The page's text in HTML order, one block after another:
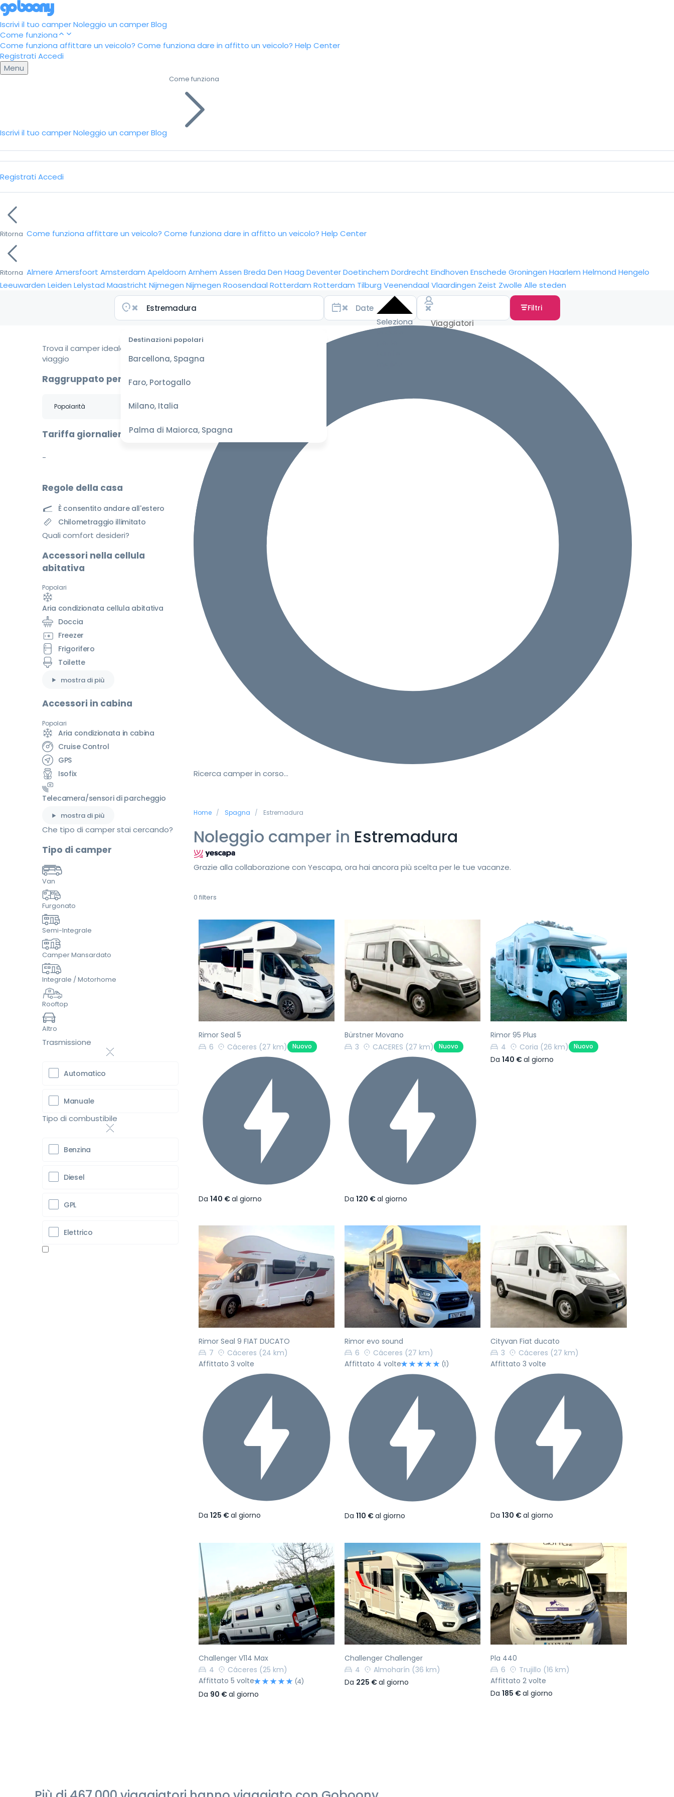
Iscrivi il tuo camperNoleggio un camperBlog
Come funziona
Come funziona affittare un veicolo? Come funziona dare in affitto un veicolo? Help Center
Registrati Accedi
Menu
Iscrivi il tuo camperNoleggio un camperBlog
Come funziona
Registrati Accedi
Ritorna Come funziona affittare un veicolo? Come funziona dare in affitto un veicolo? Help Center
Ritorna Almere Amersfoort Amsterdam Apeldoorn Arnhem Assen Breda Den Haag DeventerDoetinchem Dordrecht Eindhoven Enschede Groningen Haarlem Helmond Hengelo
Leeuwarden Leiden Lelystad Maastricht Nijmegen Nijmegen Roosendaal Rotterdam Rotterdam Tilburg Veenendaal Vlaardingen Zeist Zwolle Alle steden
Destinazioni popolari
Barcellona, Spagna
Faro, Portogallo
Milano, Italia
Palma di Maiorca, Spagna
Seleziona
Filtri
Ricerca camper in corso…
Home Spagna Estremadura
Noleggio camper in Estremadura
Grazie alla collaborazione con Yescapa, ora hai ancora più scelta per le tue vacanze.
0 filters
Precedente Successivo
Rimor Seal 5
6
Cáceres (27 km) Nuovo
Da 140 €al giorno
Precedente Successivo
Bürstner Movano
3
CACERES (27 km) Nuovo
Da 120 €al giorno
Precedente Successivo
Rimor 95 Plus
4
Coria (26 km) Nuovo
Da140 €al giorno
Precedente Successivo
Rimor Seal 9 FIAT DUCATO
7
Cáceres (24 km)
Affittato 3 volte
Da 125 €al giorno
Precedente Successivo
Rimor evo sound
6
Cáceres (27 km)
Affittato 4 volte
(1)
Da 110 €al giorno
Precedente Successivo
Cityvan Fiat ducato
3
Cáceres (27 km)
Affittato 3 volte
Da130 €al giorno
Precedente Successivo
Challenger V114 Max
4
Cáceres (25 km)
Affittato 5 volte
(4)
Da 90 €al giorno
Precedente Successivo
Challenger Challenger
4
Almoharín (36 km)
Da 225 €al giorno
Precedente Successivo
Pla 440
6
Trujillo (16 km)
Affittato 2 volte
Da185 €al giorno
Trova il camper ideale per il tuo
viaggio
Raggruppato per
Tariffa giornaliera
-
Regole della casa
È consentito andare all'estero
Chilometraggio illimitato
Quali comfort desideri?
Accessori nella cellula
abitativa
Popolari
Aria condizionata cellula abitativa
Doccia
Freezer
Frigorifero
Toilette
mostra di più
Accessori in cabina
Popolari
Aria condizionata in cabina
Cruise Control
GPS
Isofix
Telecamera/sensori di parcheggio
mostra di più
Che tipo di camper stai cercando?
Tipo di camper
Van
Furgonato
Semi-Integrale
Camper Mansardato
Integrale / Motorhome
Rooftop
Altro
Trasmissione
Automatico
Manuale
Tipo di combustibile
Benzina
Diesel
GPL
Elettrico